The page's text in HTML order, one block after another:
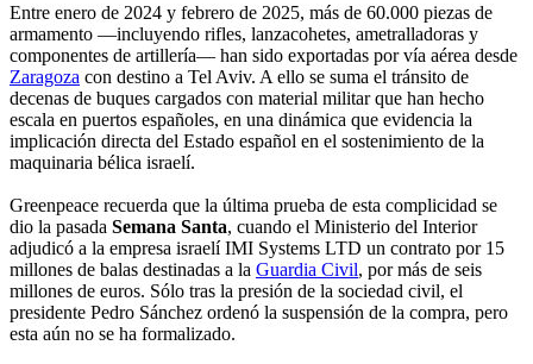
Entre enero de 2024 y febrero de 2025, más de 60.000 piezas de
armamento —incluyendo rifles, lanzacohetes, ametralladoras y
componentes de artillería— han sido exportadas por vía aérea desde
Zaragoza con destino a Tel Aviv. A ello se suma el tránsito de
decenas de buques cargados con material militar que han hecho
escala en puertos españoles, en una dinámica que evidencia la
implicación directa del Estado español en el sostenimiento de la
maquinaria bélica israelí.
Greenpeace recuerda que la última prueba de esta complicidad se
dio la pasada Semana Santa, cuando el Ministerio del Interior
adjudicó a la empresa israelí IMI Systems LTD un contrato por 15
millones de balas destinadas a la Guardia Civil, por más de seis
millones de euros. Sólo tras la presión de la sociedad civil, el
presidente Pedro Sánchez ordenó la suspensión de la compra, pero
esta aún no se ha formalizado.